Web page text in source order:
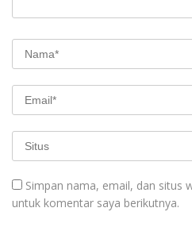
Simpan nama, email, dan situs
untuk komentar saya berikutnya.